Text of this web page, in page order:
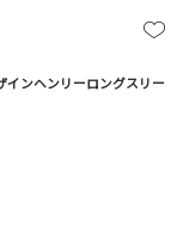
インヘンリーロングスリー